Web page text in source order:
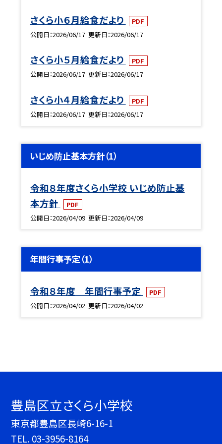
さくら小６月給食だより
PDF
公開日 2026/06/17 更新日 2026/06/17
さくら小５月給食だより
PDF
公開日 2026/06/17 更新日 2026/06/17
さくら小４月給食だより
PDF
公開日 2026/06/17 更新日 2026/06/17
いじめ防止基本方針（1）
令和８年度さくら小学校 いじめ防止基
本方針
PDF
公開日 2026/04/09 更新日 2026/04/09
年間行事予定（1）
令和８年度 年間行事予定
PDF
公開日 2026/04/02 更新日 2026/04/02
豊島区立さくら小学校
東京都豊島区長崎6-16-1
TEL. 03-3956-8164